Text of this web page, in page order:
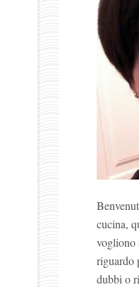
cucina,
vogliono
riguardo
dubbi o